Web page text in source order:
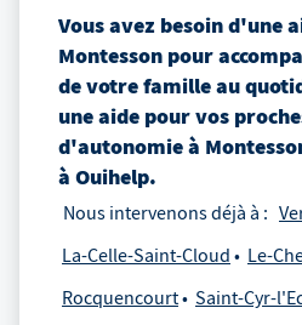
Vous avez besoin d'une
Montesson pour
de votre famille au
une aide pour vos
d'autonomieà
à Ouihelp.
Nous intervenons déjà à :
La-Celle-Saint-Cloud
Le-
Rocquencourt
Saint-Cyr-